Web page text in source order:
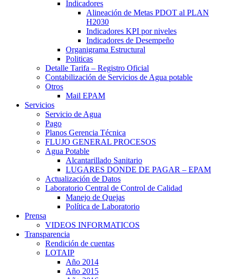
Indicadores
Alineación de Metas PDOT al PLAN
H2030
Indicadores KPI por niveles
Indicadores de Desempeño
Organigrama Estructural
Politicas
Detalle Tarifa – Registro Oficial
Contabilización de Servicios de Agua potable
Otros
Mail EPAM
Servicios
Servicio de Agua
Pago
Planos Gerencia Técnica
FLUJO GENERAL PROCESOS
Agua Potable
Alcantarillado Sanitario
LUGARES DONDE DE PAGAR – EPAM
Actualización de Datos
Laboratorio Central de Control de Calidad
Manejo de Quejas
Política de Laboratorio
Prensa
VIDEOS INFORMATICOS
Transparencia
Rendición de cuentas
LOTAIP
Año 2014
Año 2015